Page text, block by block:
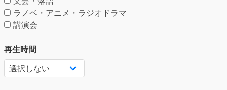
ラノベ・アニメ・ラジオドラマ
講演会
再生時間